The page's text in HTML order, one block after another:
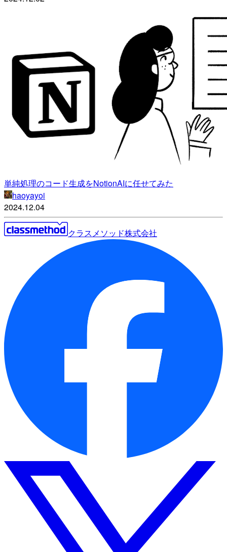
単純処理のコード生成をNotionAIに任せてみた
haoyayoi
2024.12.04
クラスメソッド株式会社